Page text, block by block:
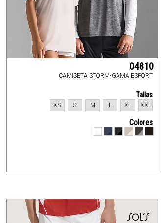
04810
CAMISETA STORM-GAMA ESPORT
Tallas
XXL
XL
L
M
S
XS
Colores